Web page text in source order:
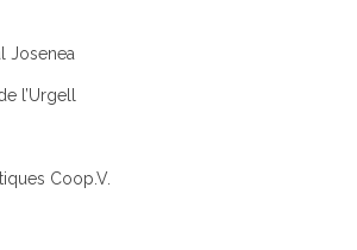
Josenea
l’Urgell
Coop.V.